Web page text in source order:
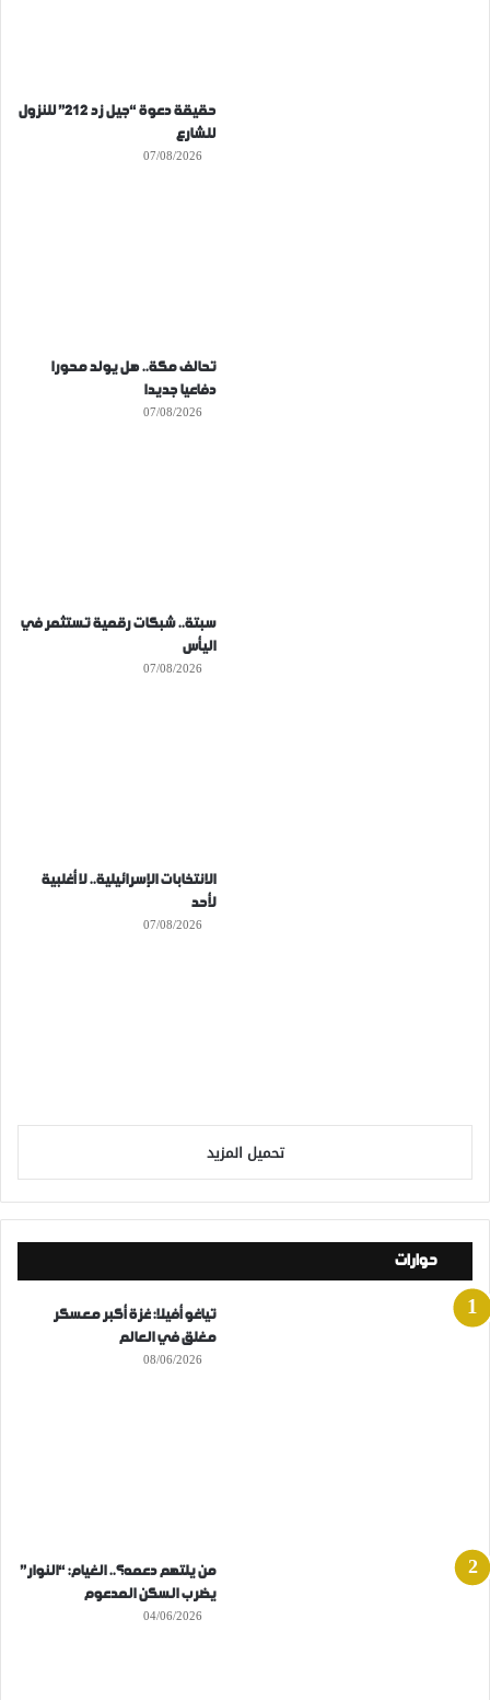
حقيقة دعوة “جيل زد 212” للنزول
للشارع
07/08/2026
تحالف مكة.. هل يولد محورا
دفاعيا جديدا
07/08/2026
سبتة.. شبكات رقمية تستثمر في
اليأس
07/08/2026
الانتخابات الإسرائيلية.. لا أغلبية
لأحد
07/08/2026
تحميل المزيد
حوارات
تياغو أفيلا: غزة أكبر معسكر
مغلق في العالم
08/06/2026
من يلتهم دعمه؟.. الغيام: “النوار”
يضرب السكن المدعوم
04/06/2026